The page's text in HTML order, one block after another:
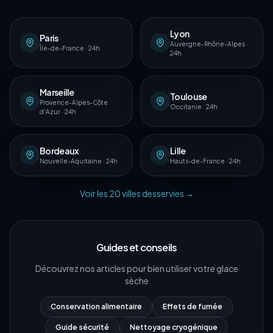
Paris
Île-de-France · 24h
Lyon
Auvergne-Rhône-Alpes ·
24h
Marseille
Provence-Alpes-Côte
d'Azur · 24h
Toulouse
Occitanie · 24h
Bordeaux
Nouvelle-Aquitaine · 24h
Lille
Hauts-de-France · 24h
Voir les 20villes desservies →
Guides et conseils
Découvrez nos articles pour bien utiliser votre glace
sèche
Conservation alimentaire Effets de fumée
Guide sécurité Nettoyage cryogénique